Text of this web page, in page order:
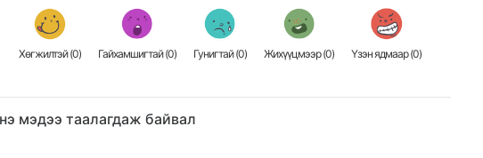
Хөгжилтэй (0) Гайхамшигтай (0) Гунигтай (0) Жихүүцмээр (0) Үзэн ядмаар (0)
мэдээ таалагдаж байвал